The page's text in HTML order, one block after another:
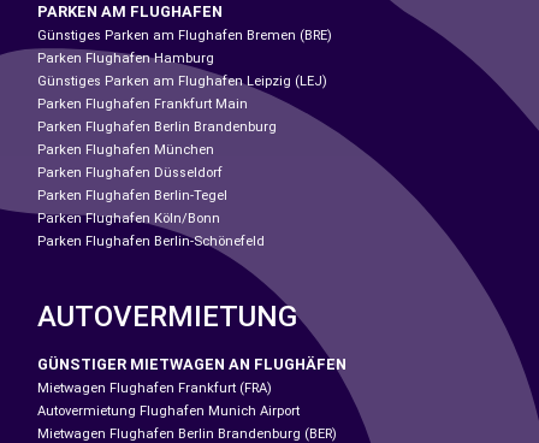
PARKEN AM FLUGHAFEN
Günstiges Parken am Flughafen Bremen (BRE)
Parken Flughafen Hamburg
Günstiges Parken am Flughafen Leipzig (LEJ)
Parken Flughafen Frankfurt Main
Parken Flughafen Berlin Brandenburg
Parken Flughafen München
Parken Flughafen Düsseldorf
Parken Flughafen Berlin-Tegel
Parken Flughafen Köln/Bonn
Parken Flughafen Berlin-Schönefeld
AUTOVERMIETUNG
GÜNSTIGER MIETWAGEN AN FLUGHÄFEN
Mietwagen Flughafen Frankfurt (FRA)
Autovermietung Flughafen Munich Airport
Mietwagen Flughafen Berlin Brandenburg (BER)